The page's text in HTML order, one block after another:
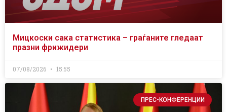
Мицкоски сака статистика – граѓаните гледаат
празни фрижидери
07/08/2026 15:55
ПРЕС-КОНФЕРЕНЦИИ